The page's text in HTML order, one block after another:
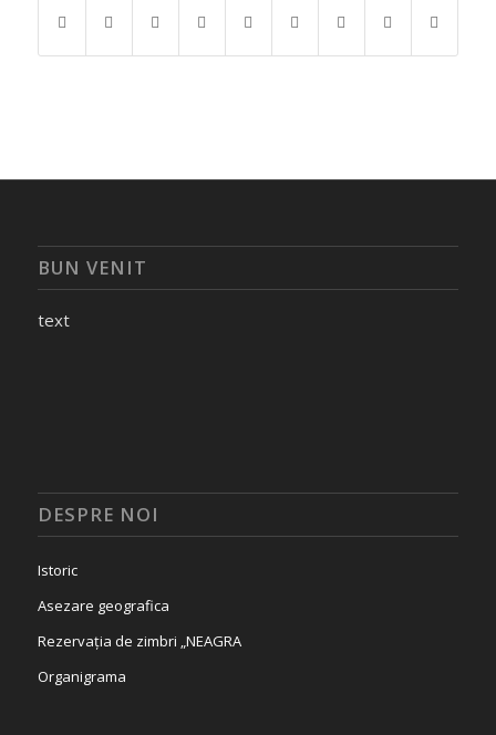
BUN VENIT
text
DESPRE NOI
Istoric
Asezare geografica
Rezervația de zimbri „NEAGRA
Organigrama